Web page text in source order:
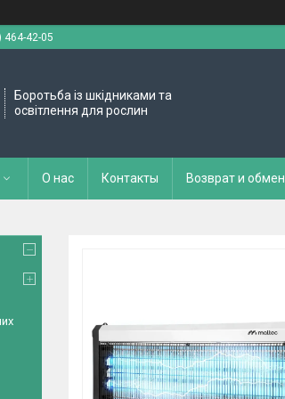
464-42-05
Боротьба із шкідниками та
освітлення для рослин
О нас Контакты Возврат и обмен